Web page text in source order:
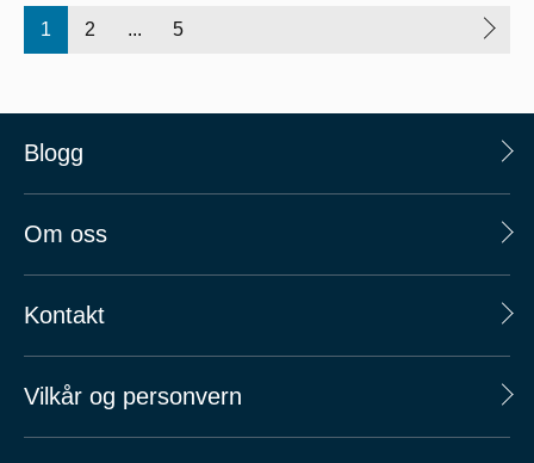
1 2 ... 5
Blogg
Om oss
Kontakt
Vilkår og personvern